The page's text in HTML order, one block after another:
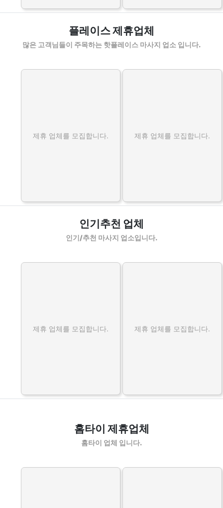
플레이스 제휴업체
많은 고객님들이 주목하는 핫플레이스 마사지 업소 입니다.
제휴 업체를 모집합니다. 제휴 업체를 모집합니다.
인기추천 업체
인기/추천 마사지 업소입니다.
제휴 업체를 모집합니다. 제휴 업체를 모집합니다.
홈타이 제휴업체
홈타이 업체 입니다.